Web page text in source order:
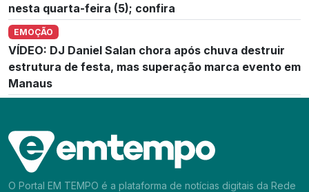
nesta quarta-feira (5); confira
EMOÇÃO
VÍDEO: DJ Daniel Salan chora após chuva destruir
estrutura de festa, mas superação marca evento em
Manaus
O Portal EM TEMPO é a plataforma de notícias digitais da Rede